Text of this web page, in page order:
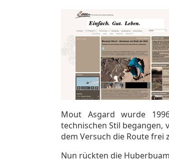
Mout Asgard wurde
technischen Stil begangen,
dem Versuch die Route frei
Nun rückten die